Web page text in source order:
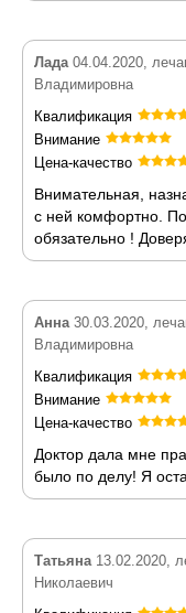
Лада04.04.2020,
Владимировна
Квалификация
Внимание
Цена-качество
Внимательная,
с ней комфортно.
обязательно !
Анна30.03.2020,
Владимировна
Квалификация
Внимание
Цена-качество
Доктор дала мне
было по делу! Я
Татьяна13.02.2020,
Николаевич